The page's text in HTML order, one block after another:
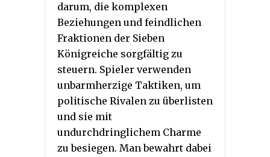
darum, die komplexen
Beziehungen und feindlichen
Fraktionen der Sieben
Königreiche sorgfältig zu
steuern. Spieler verwenden
unbarmherzige Taktiken, um
politische Rivalen zu überlisten
und sie mit
undurchdringlichem Charme
zu besiegen. Man bewahrt dabei